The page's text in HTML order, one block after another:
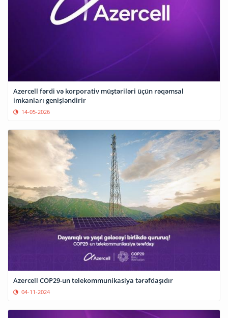
Azercell fərdi və korporativ müştəriləri üçün rəqəmsal
imkanları genişləndirir
14-05-2026
Azercell COP29-un telekommunikasiya tərəfdaşıdır
04-11-2024